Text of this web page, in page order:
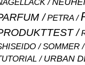
PETRA
SOMMER
URBAN